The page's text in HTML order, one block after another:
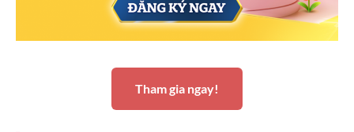
Tham gia ngay!